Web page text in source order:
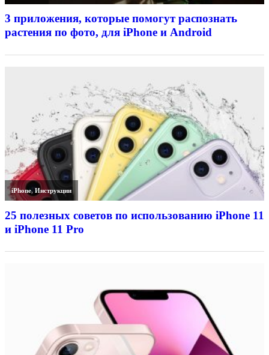
3 приложения, которые помогут распознать
растения по фото, для iPhone и Android
iPhone,Инструкции
25 полезных советов по использованию iPhone 11
и iPhone 11 Pro